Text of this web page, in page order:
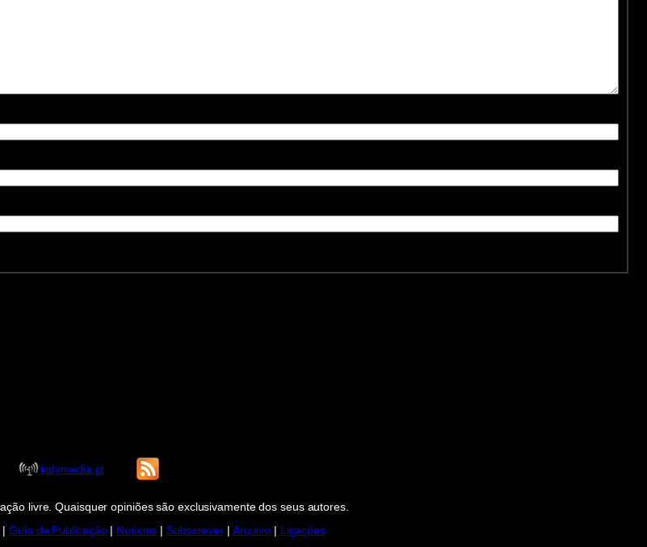
indymedia.pt
livre. Quaisquer opiniões são exclusivamente dos seus autores.
|Guia de Publicação| Notícias |Subscrever Arquivo Ligações